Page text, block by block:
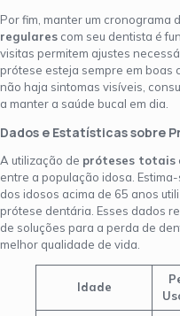
Por fim, manter um cronograma
regulares com seu dentista é
visitas permitem ajustes
prótese esteja sempre em boas
não haja sintomas visíveis,
a manter a saúde bucal em dia.
Dados e Estatísticas sobre
A utilização de próteses totais
entre a população idosa.
dos idosos acima de 65 anos
prótese dentária. Esses dados
de soluções para a perda de
melhor qualidade de vida.
Idade